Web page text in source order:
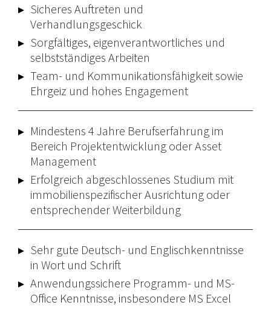
Sicheres Auftreten und
Verhandlungsgeschick
Sorgfältiges, eigenverantwortliches und
selbstständiges Arbeiten
Team- und Kommunikationsfähigkeit sowie
Ehrgeiz und hohes Engagement
Mindestens 4 Jahre Berufserfahrung im
Bereich Projektentwicklung oder Asset
Management
Erfolgreich abgeschlossenes Studium mit
immobilienspezifischer Ausrichtung oder
entsprechender Weiterbildung
Sehr gute Deutsch- und Englischkenntnisse
in Wort und Schrift
Anwendungssichere Programm- und MS-
Office Kenntnisse, insbesondere MS Excel